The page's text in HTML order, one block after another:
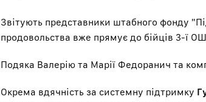
Звітують представники штабного фонду
продовольства вже прямує до бійців 3-ї
Подяка Валерію та Марії Федоранич та
Окрема вдячність за системну підтримку